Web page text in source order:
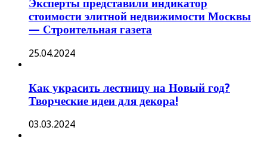
Эксперты представили индикатор
стоимости элитной недвижимости Москвы
— Строительная газета
25.04.2024
Как украсить лестницу на Новый год?
Творческие идеи для декора!
03.03.2024